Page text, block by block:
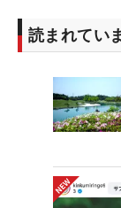
読まれてい